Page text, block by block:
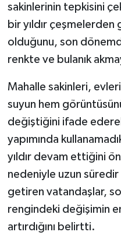
sakinlerinin tepkisini
bir yıldır
olduğunu, son
renkte ve bulanık
Mahalle sakinleri,
suyun hem
değiştiğini ifade
yapımında
yıldır devam ettiğini
nedeniyle uzun süredir
getiren vatandaşlar,
rengindeki değişimin
artırdığını belirtti.